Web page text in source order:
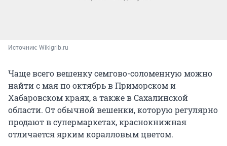
Источник: Wikigrib.ru
Чаще всего вешенку семгово-соломенную можно
найти с мая по октябрь в Приморском и
Хабаровском краях, а также в Сахалинской
области. От обычной вешенки, которую регулярно
продают в супермаркетах, краснокнижная
отличается ярким коралловым цветом.